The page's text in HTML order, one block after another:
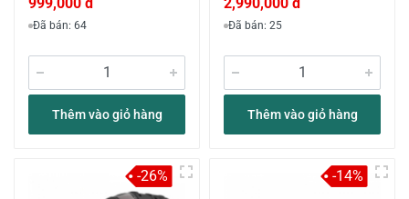
Đã bán: 64
Thêm vào giỏ hàng
Đã bán: 25
Thêm vào giỏ hàng
-26% -14%